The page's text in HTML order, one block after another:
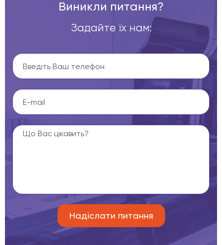
Виникли питання?
Задайте їх нам: